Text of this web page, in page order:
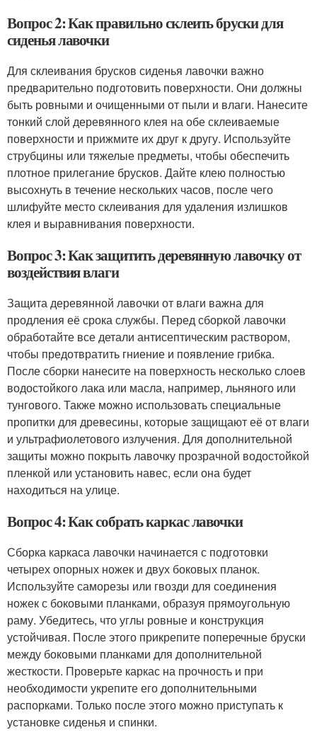
Вопрос 2: Как правильно склеить бруски для
сиденья лавочки
Для склеивания брусков сиденья лавочки важно
предварительно подготовить поверхности. Они должны
быть ровными и очищенными от пыли и влаги. Нанесите
тонкий слой деревянного клея на обе склеиваемые
поверхности и прижмите их друг к другу. Используйте
струбцины или тяжелые предметы, чтобы обеспечить
плотное прилегание брусков. Дайте клею полностью
высохнуть в течение нескольких часов, после чего
шлифуйте место склеивания для удаления излишков
клея и выравнивания поверхности.
Вопрос 3: Как защитить деревянную лавочку от
воздействия влаги
Защита деревянной лавочки от влаги важна для
продления её срока службы. Перед сборкой лавочки
обработайте все детали антисептическим раствором,
чтобы предотвратить гниение и появление грибка.
После сборки нанесите на поверхность несколько слоев
водостойкого лака или масла, например, льняного или
тунгового. Также можно использовать специальные
пропитки для древесины, которые защищают её от влаги
и ультрафиолетового излучения. Для дополнительной
защиты можно покрыть лавочку прозрачной водостойкой
пленкой или установить навес, если она будет
находиться на улице.
Вопрос 4: Как собрать каркас лавочки
Сборка каркаса лавочки начинается с подготовки
четырех опорных ножек и двух боковых планок.
Используйте саморезы или гвозди для соединения
ножек с боковыми планками, образуя прямоугольную
раму. Убедитесь, что углы ровные и конструкция
устойчивая. После этого прикрепите поперечные бруски
между боковыми планками для дополнительной
жесткости. Проверьте каркас на прочность и при
необходимости укрепите его дополнительными
распорками. Только после этого можно приступать к
установке сиденья и спинки.